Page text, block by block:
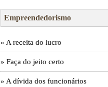
Empreendedorismo
» A receita do lucro
» Faça do jeito certo
» A dívida dos funcionários